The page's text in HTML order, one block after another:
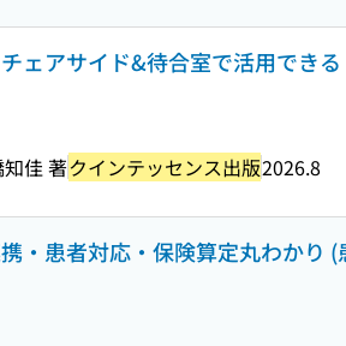
ェアサイド&待合室で活用でき
佳 著クインテッセンス出版2026.8
・患者対応・保険算定丸わかり (